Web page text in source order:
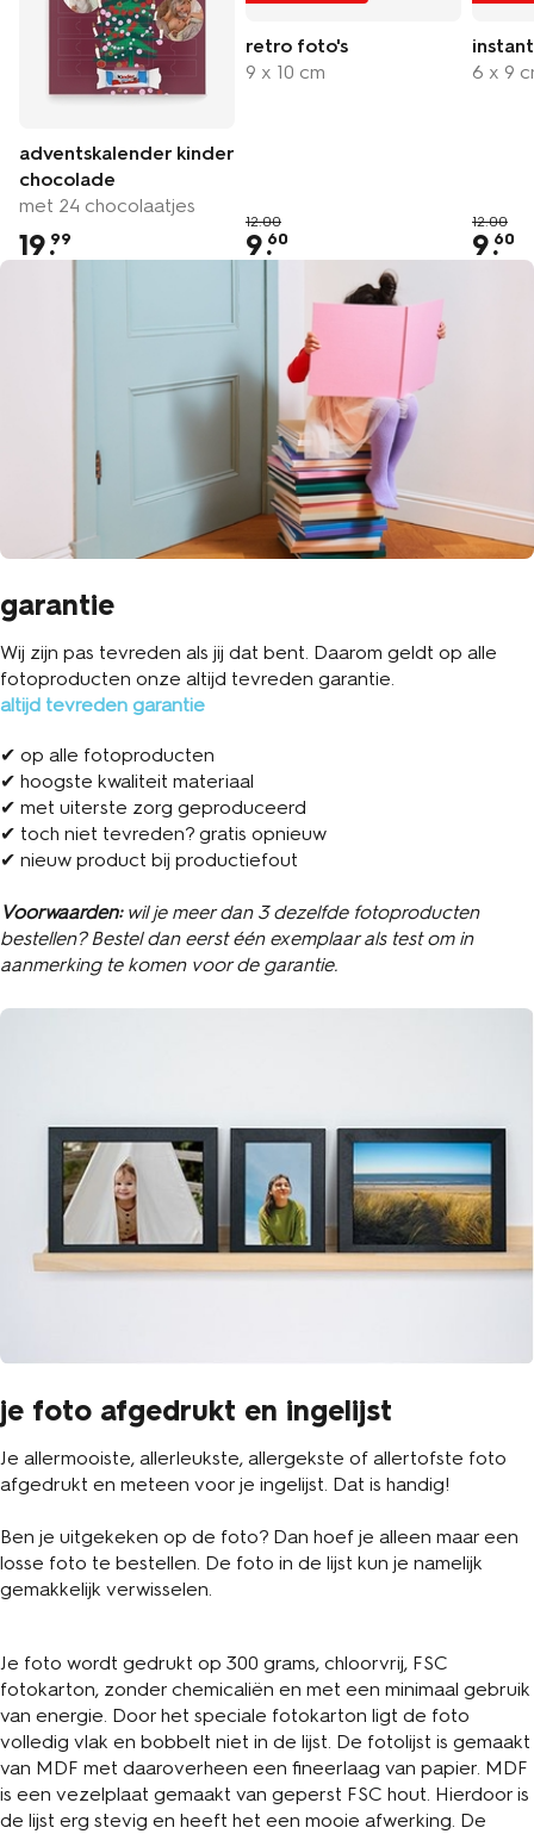
adventskalender kinder
chocolade
met 24 chocolaatjes
19.99
retro foto's
9 x 10 cm
12.00
9.60
6 x 9
12.00
9.60
garantie
Wij zijn pas tevreden als jij dat bent. Daarom geldt op alle
fotoproducten onze altijd tevreden garantie.
altijd tevreden garantie
✔ op alle fotoproducten
✔ hoogste kwaliteit materiaal
✔ met uiterste zorg geproduceerd
✔ toch niet tevreden? gratis opnieuw
✔ nieuw product bij productiefout
Voorwaarden: wil je meer dan 3 dezelfde fotoproducten
bestellen? Bestel dan eerst één exemplaar als test om in
aanmerking te komen voor de garantie.
je foto afgedrukt en ingelijst
Je allermooiste, allerleukste, allergekste of allertofste foto
afgedrukt en meteen voor je ingelijst. Dat is handig!
Ben je uitgekeken op de foto? Dan hoef je alleen maar een
losse foto te bestellen. De foto in de lijst kun je namelijk
gemakkelijk verwisselen.
Je foto wordt gedrukt op 300 grams, chloorvrij, FSC
fotokarton, zonder chemicaliën en met een minimaal gebruik
van energie. Door het speciale fotokarton ligt de foto
volledig vlak en bobbelt niet in de lijst. De fotolijst is gemaakt
van MDF met daaroverheen een fineerlaag van papier. MDF
is een vezelplaat gemaakt van geperst FSC hout. Hierdoor is
de lijst erg stevig en heeft het een mooie afwerking. De